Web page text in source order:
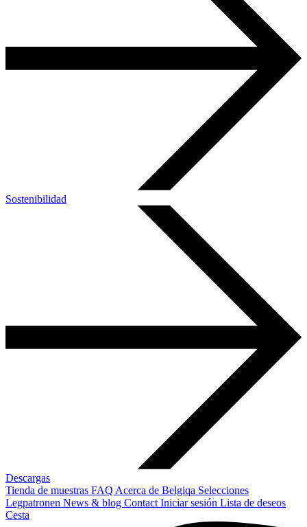
Sostenibilidad
Descargas
Tienda de muestras FAQ Acerca de Belgiqa Selecciones
Legpatronen News & blog Contact Iniciar sesión Lista de deseos
Cesta